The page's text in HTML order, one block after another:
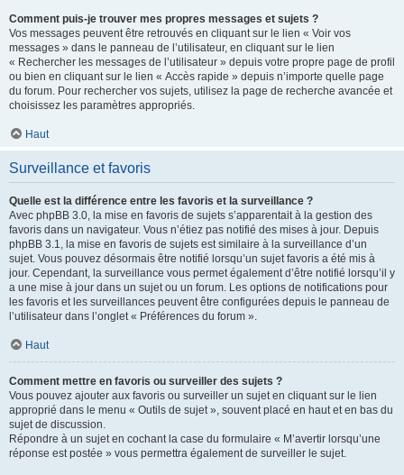
Comment puis-je trouver mes propres messages et sujets ?
Vos messages peuvent être retrouvés en cliquant sur le lien « Voir vos
messages » dans le panneau de l’utilisateur, en cliquant sur le lien
« Rechercher les messages de l’utilisateur » depuis votre propre page de profil
ou bien en cliquant sur le lien « Accès rapide » depuis n’importe quelle page
du forum. Pour rechercher vos sujets, utilisez la page de recherche avancée et
choisissez les paramètres appropriés.
Haut
Surveillance et favoris
Quelle est la différence entre les favoris et la surveillance ?
Avec phpBB 3.0, la mise en favoris de sujets s’apparentait à la gestion des
favoris dans un navigateur. Vous n’étiez pas notifié des mises à jour. Depuis
phpBB 3.1, la mise en favoris de sujets est similaire à la surveillance d’un
sujet. Vous pouvez désormais être notifié lorsqu’un sujet favoris a été mis à
jour. Cependant, la surveillance vous permet également d’être notifié lorsqu’il y
a une mise à jour dans un sujet ou un forum. Les options de notifications pour
les favoris et les surveillances peuvent être configurées depuis le panneau de
l’utilisateur dans l’onglet « Préférences du forum ».
Haut
Comment mettre en favoris ou surveiller des sujets ?
Vous pouvez ajouter aux favoris ou surveiller un sujet en cliquant sur le lien
approprié dans le menu « Outils de sujet », souvent placé en haut et en bas du
sujet de discussion.
Répondre à un sujet en cochant la case du formulaire « M’avertir lorsqu’une
réponse est postée » vous permettra également de surveiller le sujet.